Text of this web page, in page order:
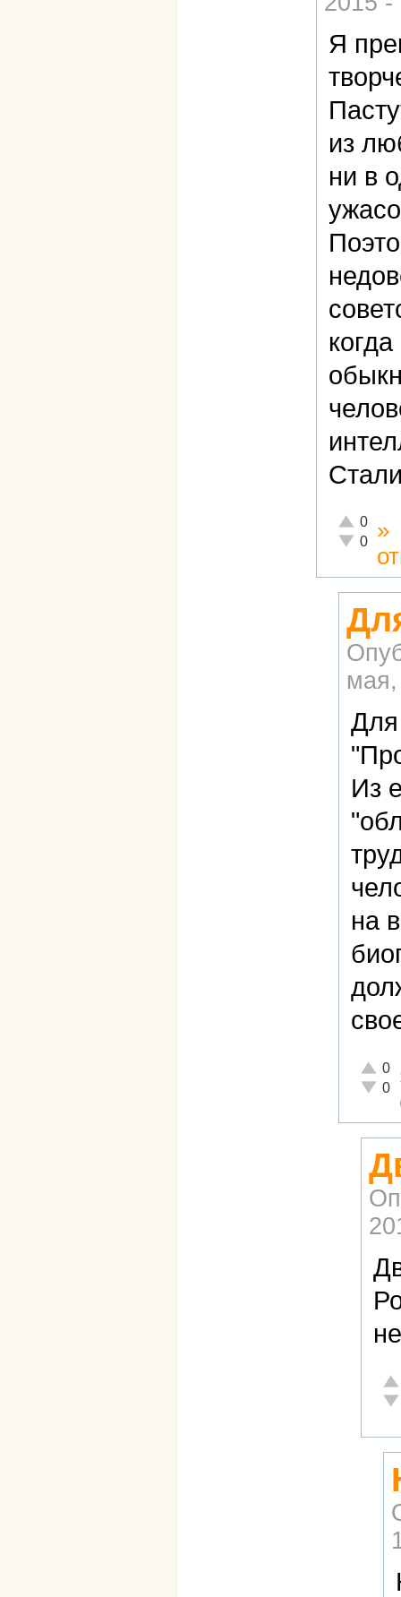
Я
из
ни в
Отлично!
0
0
»
Для
Из
на
0
0